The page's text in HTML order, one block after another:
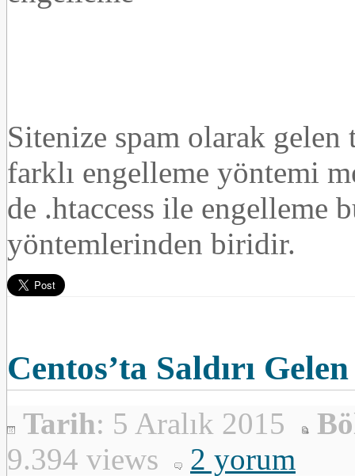
Sitenize spam olarak
farklı engelleme yöntemi
de .htaccess ile engelleme
yöntemlerinden biridir.
Centos’ta Saldırı
Tarih: 5 Aralık 2015
9.394 views
2 yorum